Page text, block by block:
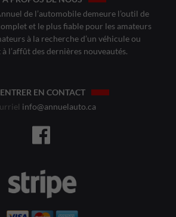
de l’automobile demeure l’outil de
et le plus fiable pour les amateurs
à la recherche d’un véhicule ou
l’affût des dernières nouveautés.
ENTRER EN CONTACT
info@annuelauto.ca